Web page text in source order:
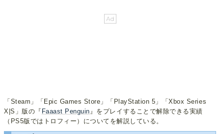
「Steam」「Epic Games Store」「PlayStation 5」「Xbox Series
X|S」版の『 Faaast Penguin』をプレイすることで解除できる実績
（PS5版ではトロフィー）についてを解説している。